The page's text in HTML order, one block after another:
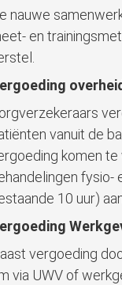
nauwe
en
overheid
vanuit de
komen te
fysio-
10 uur)
vergoeding
via UWV of